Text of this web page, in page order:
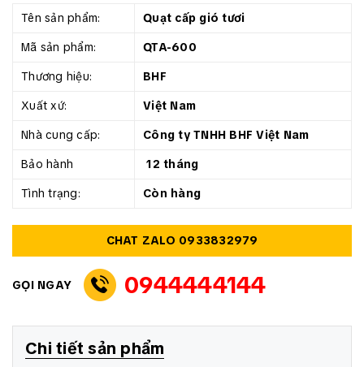
Tên sản phẩm:
Quạt cấp gió tươi
Mã sản phẩm:
QTA-600
Thương hiệu:
BHF
Xuất xứ:
Việt Nam
Nhà cung cấp:
Công ty TNHH BHF Việt Nam
Bảo hành
12 tháng
Tình trạng:
Còn hàng
CHAT ZALO 0933832979
GỌI NGAY 0944444144
Chi tiết sản phẩm